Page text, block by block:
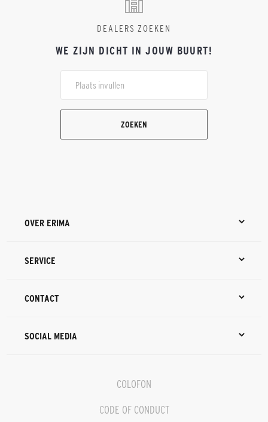
DEALERS ZOEKEN
WE ZIJN DICHT IN JOUW BUURT!
ZOEKEN
OVER ERIMA
SERVICE
CONTACT
SOCIAL MEDIA
COLOFON
CODE OF CONDUCT